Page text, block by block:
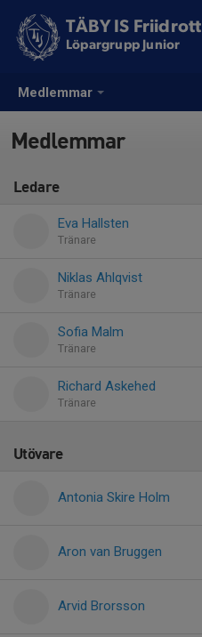
Medlemmar
TÄBY IS Friidrott
Löpargrupp Junior
Medlemmar
Ledare
Eva Hallsten
Tränare
Niklas Ahlqvist
Tränare
Sofia Malm
Tränare
Richard Askehed
Tränare
Utövare
Antonia Skire Holm
Aron van Bruggen
Arvid Brorsson